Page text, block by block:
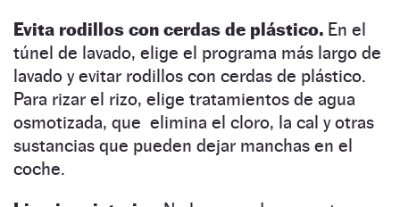
Evita rodillos con cerdas de plástico. En el
túnel de lavado, elige el programa más largo de
lavado yevitar rodillos con cerdas de plástico.
Para rizar el rizo, elige tratamientos de agua
osmotizada, que elimina el cloro, la cal y otras
sustancias que pueden dejar manchas en el
coche.